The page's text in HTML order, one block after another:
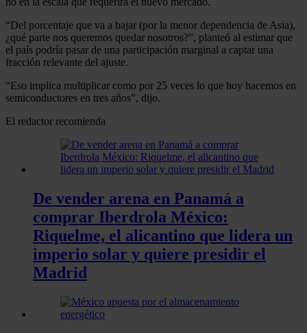
“Del porcentaje que va a bajar (por la menor dependencia de Asia),
¿qué parte nos queremos quedar nosotros?”, planteó al estimar que
el país podría pasar de una participación marginal a captar una
fracción relevante del ajuste.
“Eso implica multiplicar como por 25 veces lo que hoy hacemos en
semiconductores en tres años”, dijo.
El redactor recomienda
De vender arena en Panamá a
comprar Iberdrola México:
Riquelme, el alicantino que lidera un
imperio solar y quiere presidir el
Madrid